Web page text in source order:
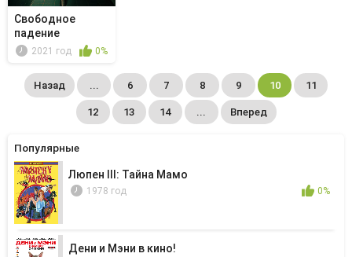
Популярные
Люпен III: Тайна Мамо
1978 год 0%
Дени и Мэни в кино!
Свободное
падение
2021 год 0%
Назад ... 6 7 8 9 10 11
12 13 14 ... Вперед